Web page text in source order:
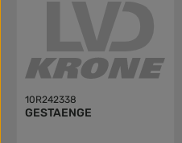
10R242338
GESTAENGE